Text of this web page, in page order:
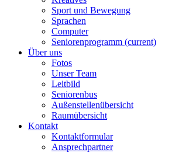
Sport und Bewegung
Sprachen
Computer
Seniorenprogramm (current)
Über uns
Fotos
Unser Team
Leitbild
Seniorenbus
Außenstellenübersicht
Raumübersicht
Kontakt
Kontaktformular
Ansprechpartner